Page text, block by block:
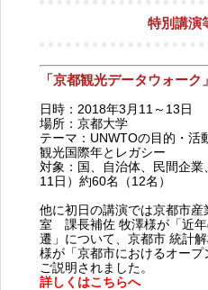
特別講演
「京都観光データウォーク
日時：2018年3月11～13日
場所：京都大学
テーマ：UNWTOの目的・活
観光国際年とレガシー
対象：国、自治体、民間企業
11日）約60名（12名）
他に初日の講演では京都市
室 課長補佐 牧澤様が「近
遷」について、京都市 統計
様が「京都市におけるオー
ご説明されました。
詳しくはこちらへ